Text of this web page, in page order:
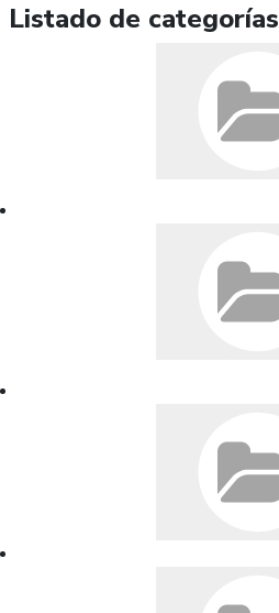
Listado de categorías